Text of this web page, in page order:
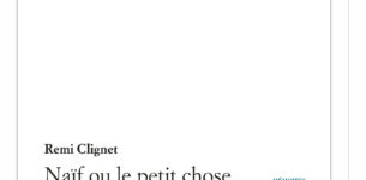
AVIS
A LA UNE